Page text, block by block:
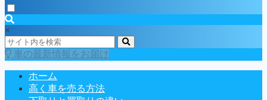
×
車の最新情報をお届け
ホーム
高く車を売る方法